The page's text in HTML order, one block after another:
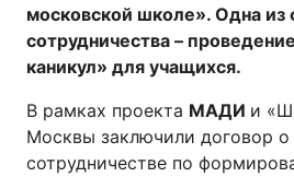
московской школе». Одна из
сотрудничества –
каникул» для учащихся.
В рамках проекта МАДИ и
Москвы заключили договор
сотрудничестве по